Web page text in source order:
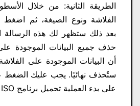
الطريقة الثانية: من خلال
الفلاشة ونوع الصيغة، ثم اضغط
بعد ذلك ستظهر لك هذه الرسالة
حذف جميع البيانات الموجودة
أن البيانات الموجودة على
ستُحذف نهائيًا. يجب عليك الضغط
على بدء العملية تحميل برنامج DLC Boot ISO.